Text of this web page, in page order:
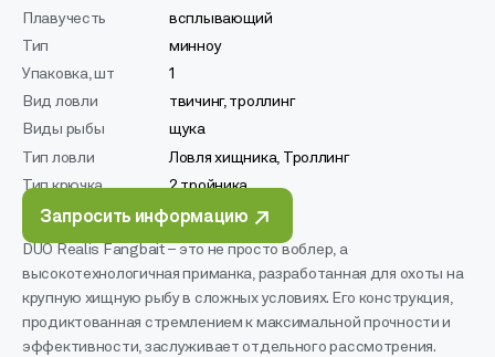
Плавучесть
всплывающий
Тип
минноу
Упаковка, шт
1
Вид ловли
твичинг, троллинг
Виды рыбы
щука
Тип ловли
Ловля хищника, Троллинг
Тип крючка
2 тройника
Запросить информацию
DUO Realis Fangbait – это не просто воблер, а
высокотехнологичная приманка, разработанная для охоты на
крупную хищную рыбу в сложных условиях. Его конструкция,
продиктованная стремлением к максимальной прочности и
эффективности, заслуживает отдельного рассмотрения.